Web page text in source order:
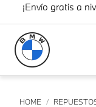
¡Envío gratis a